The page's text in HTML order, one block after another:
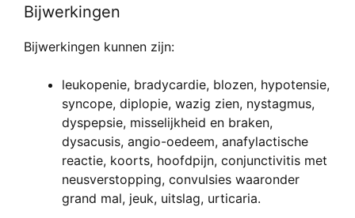
Bijwerkingen
Bijwerkingen kunnen zijn:
leukopenie, bradycardie, blozen, hypotensie,
syncope, diplopie, wazig zien, nystagmus,
dyspepsie, misselijkheid en braken,
dysacusis, angio-oedeem, anafylactische
reactie, koorts, hoofdpijn, conjunctivitis met
neusverstopping, convulsies waaronder
grand mal, jeuk, uitslag, urticaria.